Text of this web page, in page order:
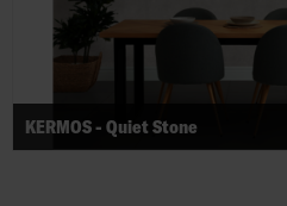
KERMOS - Quiet Stone